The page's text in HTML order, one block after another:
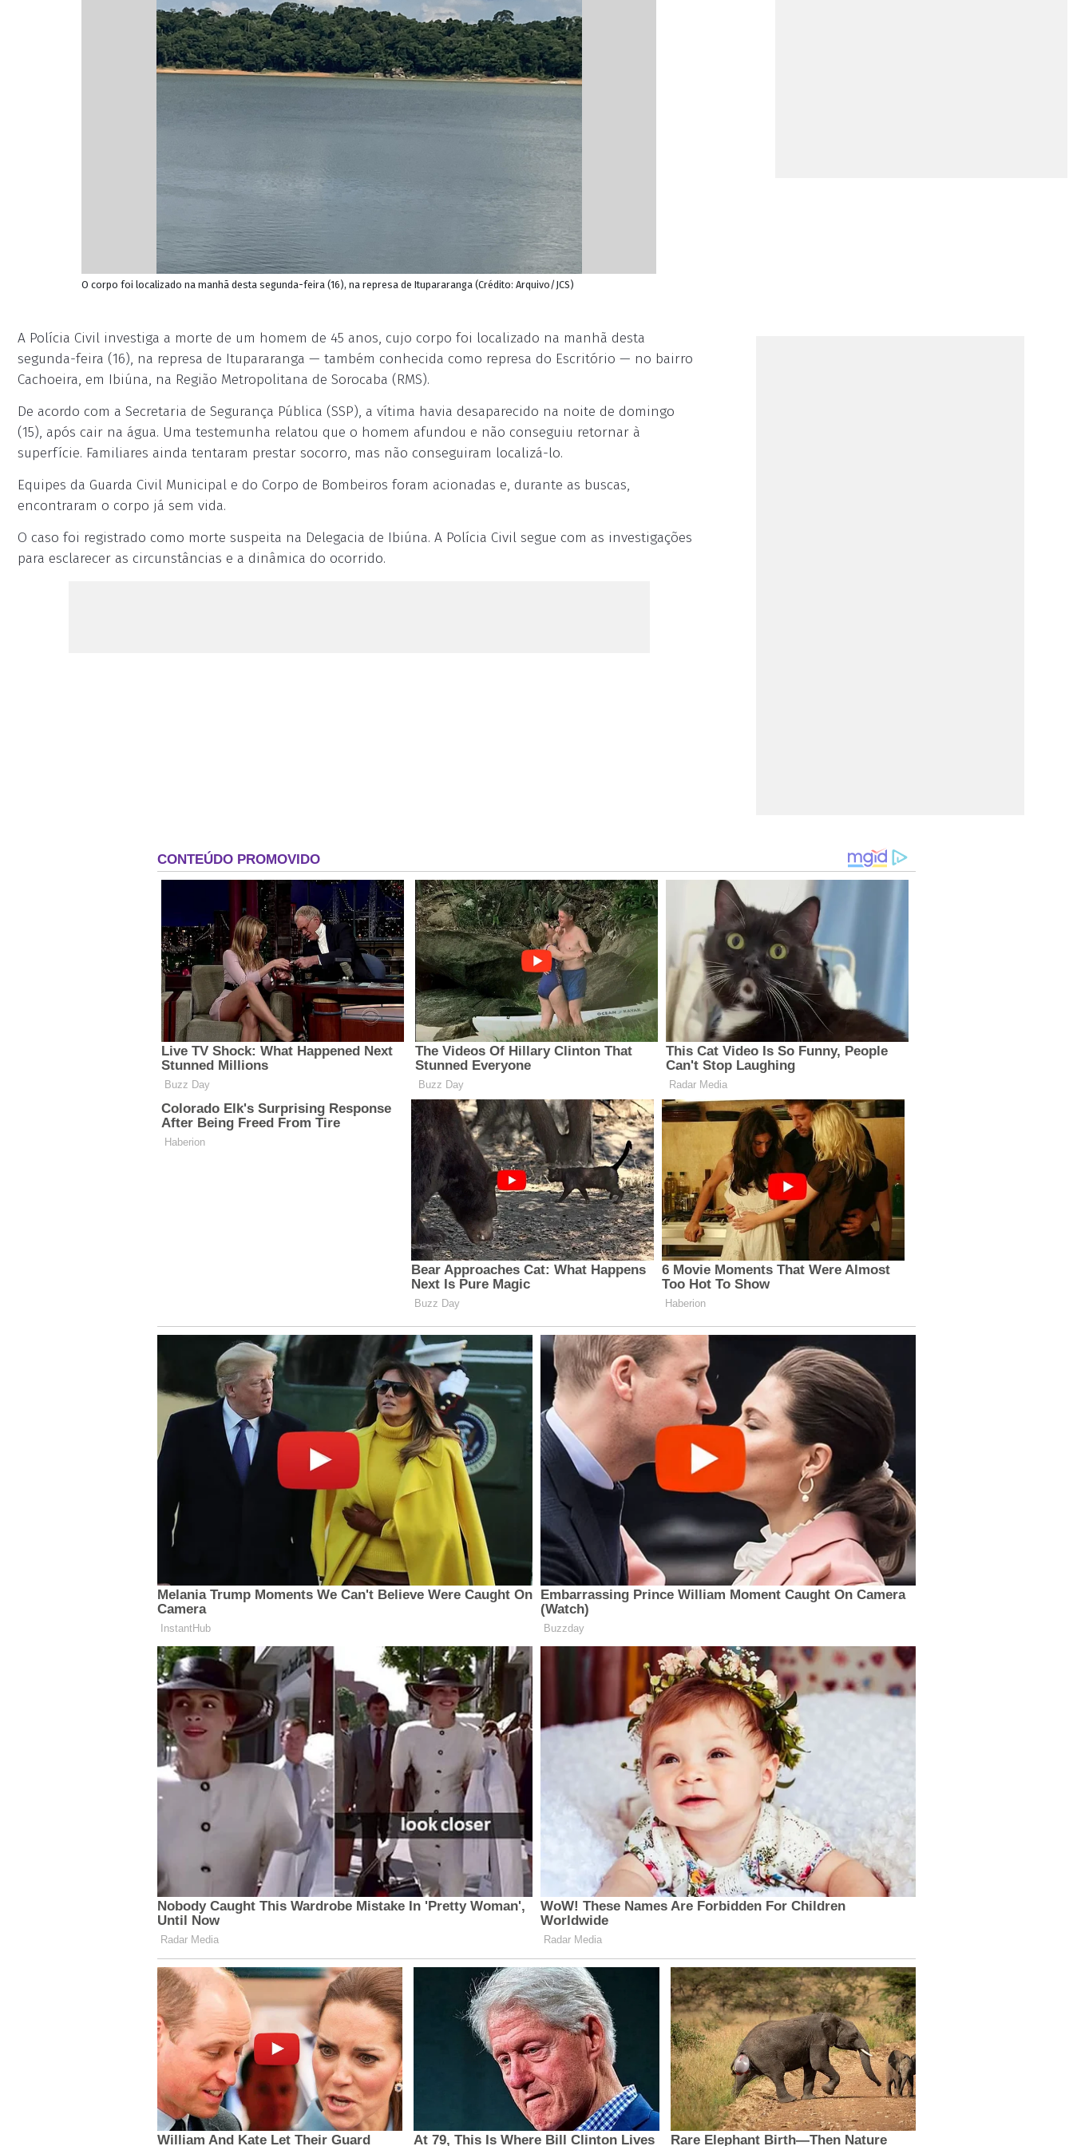
O corpo foi localizado na manhã desta segunda-feira (16), na represa de Itupararanga (Crédito: Arquivo/JCS)
A Polícia Civil investiga a morte de um homem de 45 anos, cujo corpo foi localizado na manhã desta
segunda-feira (16), na represa de Itupararanga — também conhecida como represa do Escritório — no bairro
Cachoeira, em Ibiúna, na Região Metropolitana de Sorocaba (RMS).
De acordo com a Secretaria de Segurança Pública (SSP), a vítima havia desaparecido na noite de domingo
(15), após cair na água. Uma testemunha relatou que o homem afundou e não conseguiu retornar à
superfície. Familiares ainda tentaram prestar socorro, mas não conseguiram localizá-lo.
Equipes da Guarda Civil Municipal e do Corpo de Bombeiros foram acionadas e, durante as buscas,
encontraram o corpo já sem vida.
O caso foi registrado como morte suspeita na Delegacia de Ibiúna. A Polícia Civil segue com as investigações
para esclarecer as circunstâncias e a dinâmica do ocorrido.